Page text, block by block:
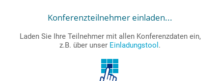
Konferenzteilnehmer einladen...
Laden Sie Ihre Teilnehmer mit allen Konferenzdaten ein,
z.B. über unser Einladungstool .